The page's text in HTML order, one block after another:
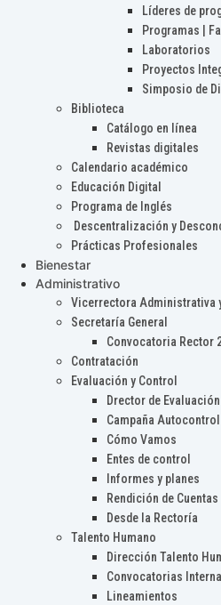
Líderes de
Programas |
Laboratorios
Proyectos
Simposio de
Biblioteca
Catálogo en línea
Revistas digitales
Calendario académico
Educación Digital
Programa de Inglés
Descentralización y
Prácticas Profesionales
Bienestar
Administrativo
Vicerrectora Administrativa
Secretaría General
Convocatoria Rector
Contratación
Evaluación y Control
Drector de Evaluación
Campaña Autocontrol
Cómo Vamos
Entes de control
Informes y planes
Rendición de Cuentas
Desde la Rectoría
Talento Humano
Dirección Talento
Convocatorias
Lineamientos